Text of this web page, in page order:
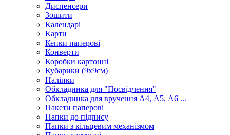
Диспенсери
Зошити
Календарі
Карти
Кепки паперові
Конверти
Коробки картонні
Кубарики (9х9см)
Наліпки
Обкладинка для "Посвідчення"
Обкладинка для вручення А4, А5, А6 ...
Пакети паперові
Папки до підпису
Папки з кільцевим механізмом